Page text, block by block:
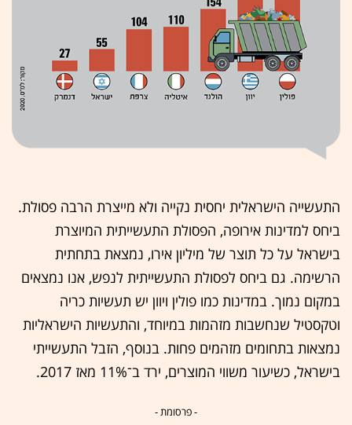
התעשייה הישראלית יחסית נקייה ולא מייצרת הרבה פסולת.
ביחס למדינות אירופה, הפסולת התעשייתית המיוצרת
בישראל על כל תוצר של מיליון אירו, נמצאת בתחתית
הרשימה. גם ביחס לפסולת התעשייתית לנפש, אנו נמצאים
במקום נמוך. במדינות כמו פולין ויוון יש תעשיות כריה
וטקסטיל שנחשבות מזהמות במיוחד, והתעשיות הישראליות
נמצאות בתחומים מזהמים פחות. בנוסף, הזבל התעשייתי
בישראל, כשיעור משווי המוצרים, ירד ב־11% מאז 2017.
- פרסומת -